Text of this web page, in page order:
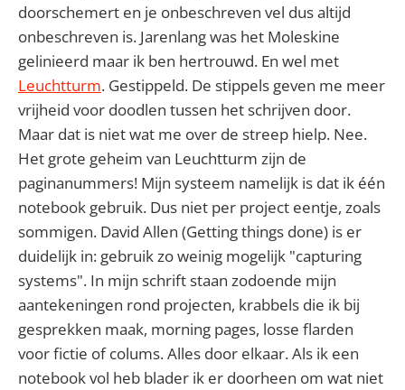
doorschemert en je onbeschreven vel dus altijd
onbeschreven is. Jarenlang was het Moleskine
gelinieerd maar ik ben hertrouwd. En wel met
Leuchtturm. Gestippeld. De stippels geven me meer
vrijheid voor doodlen tussen het schrijven door.
Maar dat is niet wat me over de streep hielp. Nee.
Het grote geheim van Leuchtturm zijn de
paginanummers! Mijn systeem namelijk is dat ik één
notebook gebruik. Dus niet per project eentje, zoals
sommigen. David Allen (Getting things done) is er
duidelijk in: gebruik zo weinig mogelijk "capturing
systems". In mijn schrift staan zodoende mijn
aantekeningen rond projecten, krabbels die ik bij
gesprekken maak, morning pages, losse flarden
voor fictie of colums. Alles door elkaar. Als ik een
notebook vol heb blader ik er doorheen om wat niet